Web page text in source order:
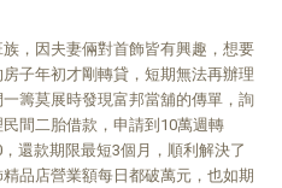
，因夫妻倆對首飾皆有興趣，想要
子年初才剛轉貸，短期無法再辦理
籌莫展時發現富邦當舖的傳單，詢
間二胎借款，申請到10萬週轉
還款期限最短3個月，順利解決了
品店營業額每日都破萬元，也如期